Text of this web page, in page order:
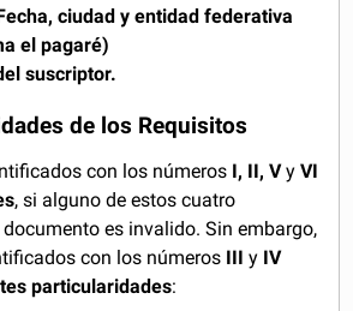
ciudad y entidad federativa
el pagaré)
suscriptor.
de los Requisitos
con los números I, II, Vy VI
, si alguno de estos cuatro
es invalido. Sin embargo,
con los números IIIy IV
particularidades: